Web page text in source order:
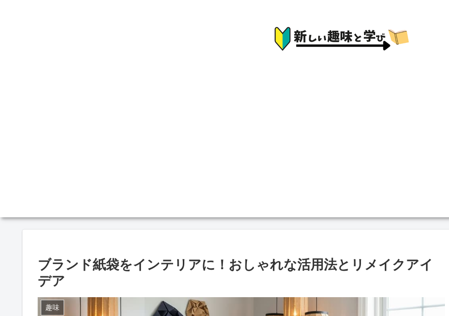
ブランド紙袋をインテリアに！おしゃれな活用法とリメイクアイ
デア
趣味